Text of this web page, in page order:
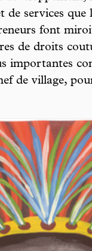
de services
font
de droits
importantes
de village,